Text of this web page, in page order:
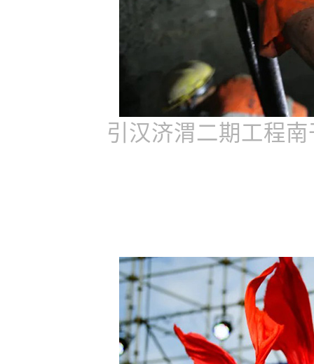
引汉济渭二期工程